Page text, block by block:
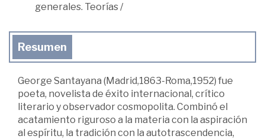
generales. Teorías/
Resumen
George Santayana (Madrid,1863-Roma,1952) fue
poeta, novelista de éxito internacional, crítico
literario y observador cosmopolita. Combinó el
acatamiento riguroso a la materia con la aspiración
al espíritu, la tradición con la autotrascendencia,